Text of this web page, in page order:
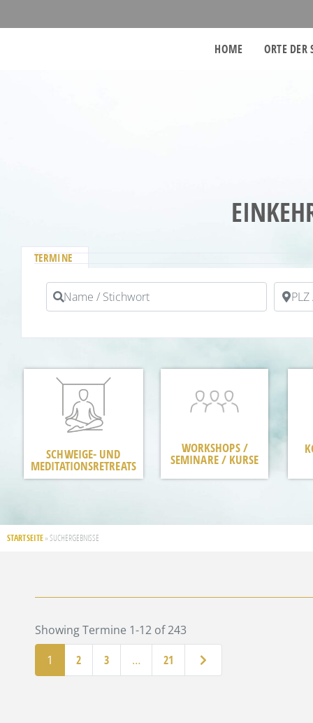
HOME ORTE DER
TERMINE
Name / Stichwort PLZ /
SCHWEIGE- UND
MEDITATIONSRETREATS
WORKSHOPS /
SEMINARE / KURSE
STARTSEITE » SUCHERGEBNISSE
Showing Termine 1-12 of 243
1
2 3 … 21 Ältere Beiträge